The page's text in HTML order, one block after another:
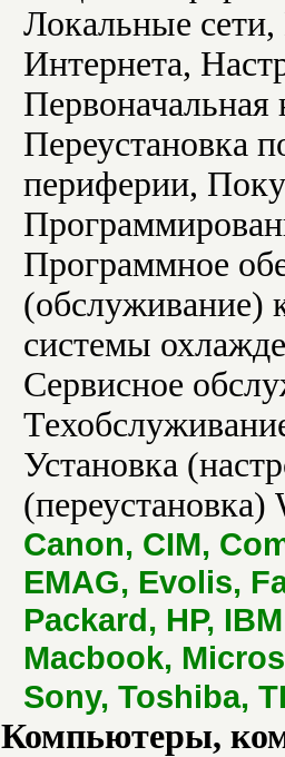
Локальные
Интернета,
Переустановка
периферии,
Программное
(обслуживание)
системы
Сервисное
Установка
Canon, CIM,
EMAG, Evolis,
Packard, HP,
Macbook,
Sony, Toshiba,
Компьютеры,